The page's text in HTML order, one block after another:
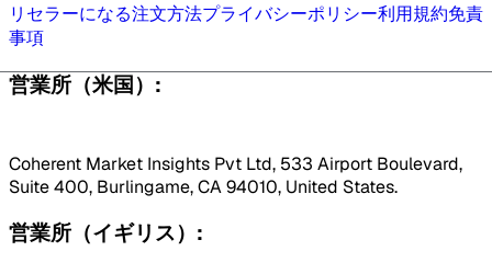
リセラーになる注文方法プライバシーポリシー利用規約免責
事項
営業所（米国）:
Coherent Market Insights Pvt Ltd, 533 Airport Boulevard,
Suite 400, Burlingame, CA 94010, United States.
営業所（イギリス）: